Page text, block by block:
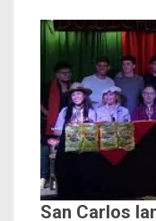
San Carlos